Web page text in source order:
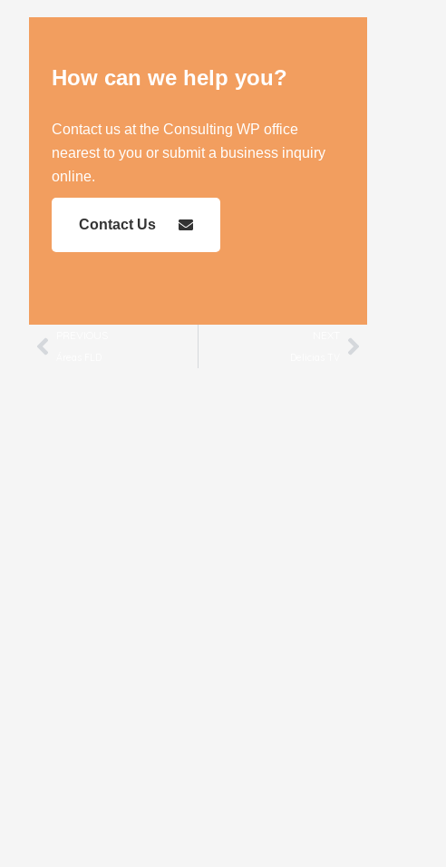
How can we help you?
Contact us at the Consulting WP office
nearest to you or submit a business inquiry
online.
Contact Us
Prev Next